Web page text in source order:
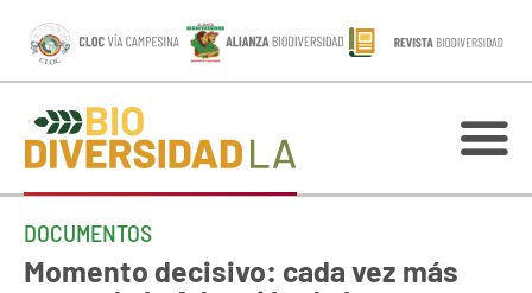
DOCUMENTOS
Momento decisivo: cada vez más